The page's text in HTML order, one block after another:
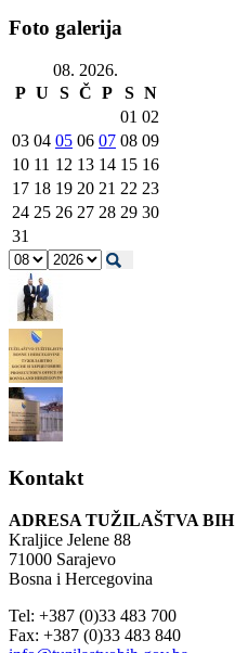
Foto galerija
08. 2026.
P U S Č P S N
01 02
03 04 05 06 07 08 09
10 11 12 13 14 15 16
17 18 19 20 21 22 23
24 25 26 27 28 29 30
31
Kontakt
ADRESA TUŽILAŠTVA BIH
Kraljice Jelene 88
71000 Sarajevo
Bosna i Hercegovina
Tel: +387 (0)33 483 700
Fax: +387 (0)33 483 840